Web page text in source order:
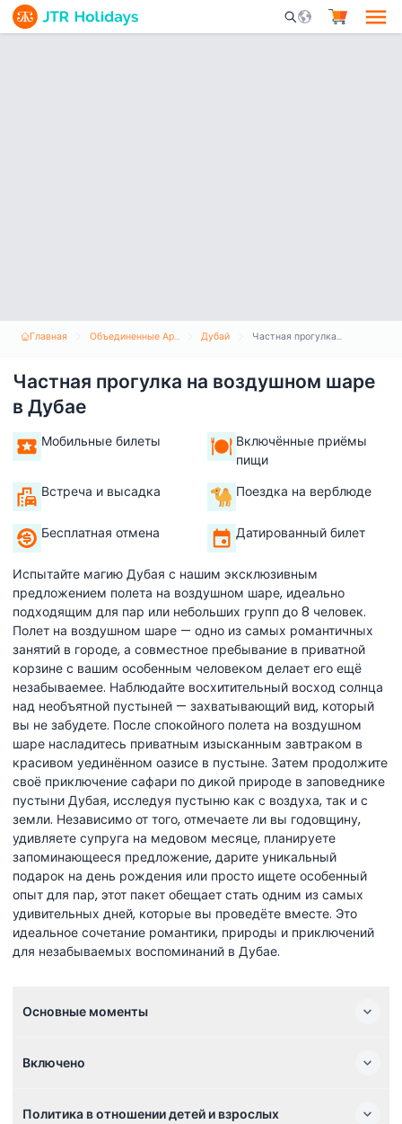
Mobile Search
Главная Объединенные Арабские Эмираты Дубай Частная прогулка на воздушном шаре в Дубае
Частная прогулка на воздушном шаре
в Дубае
Мобильные билеты
Включённые приёмы
пищи
Встреча и высадка
Поездка на верблюде
Бесплатная отмена Датированный билет
Испытайте магию Дубая с нашим эксклюзивным
предложением полета на воздушном шаре, идеально
подходящим для пар или небольших групп до 8 человек.
Полет на воздушном шаре — одно из самых романтичных
занятий в городе, а совместное пребывание в приватной
корзине с вашим особенным человеком делает его ещё
незабываемее. Наблюдайте восхитительный восход солнца
над необъятной пустыней — захватывающий вид, который
вы не забудете. После спокойного полета на воздушном
шаре насладитесь приватным изысканным завтраком в
красивом уединённом оазисе в пустыне. Затем продолжите
своё приключение сафари по дикой природе в заповеднике
пустыни Дубая, исследуя пустыню как с воздуха, так и с
земли. Независимо от того, отмечаете ли вы годовщину,
удивляете супруга на медовом месяце, планируете
запоминающееся предложение, дарите уникальный
подарок на день рождения или просто ищете особенный
опыт для пар, этот пакет обещает стать одним из самых
удивительных дней, которые вы проведёте вместе. Это
идеальное сочетание романтики, природы и приключений
для незабываемых воспоминаний в Дубае.
Основные моменты
Включено
Политика в отношении детей и взрослых